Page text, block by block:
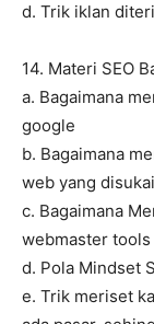
d. Trik iklan
14. Materi SEO
a. Bagaimana
google
b. Bagaimana
web yang
c. Bagaimana
webmaster tools
d. Pola Mindset
e. Trik meriset